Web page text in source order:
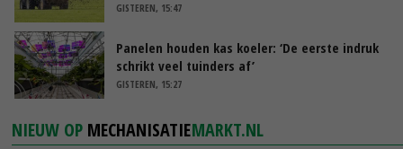
GISTEREN, 15:47
Panelen houden kas koeler: ‘De eerste indruk
schrikt veel tuinders af’
GISTEREN, 15:27
NIEUW OP MECHANISATIEMARKT.NL